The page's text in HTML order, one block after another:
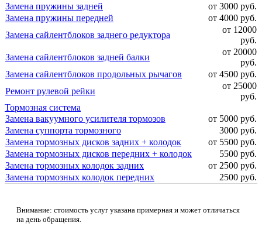
Замена пружины задней
от 3000 руб.
Замена пружины передней
от 4000 руб.
Замена сайлентблоков заднего редуктора
от 12000
руб.
Замена сайлентблоков задней балки
от 20000
руб.
Замена сайлентблоков продольных рычагов
от 4500 руб.
Ремонт рулевой рейки
от 25000
руб.
Тормозная система
Замена вакуумного усилителя тормозов
от 5000 руб.
Замена суппорта тормозного
3000 руб.
Замена тормозных дисков задних + колодок
от 5500 руб.
Замена тормозных дисков передних + колодок
5500 руб.
Замена тормозных колодок задних
от 2500 руб.
Замена тормозных колодок передних
2500 руб.
Внимание: стоимость услуг указана примерная и может отличаться
на день обращения.